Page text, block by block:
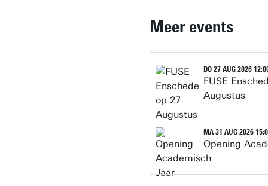
Meer events
DO 27 AUG 2026
FUSE
Augustus
MA 31 AUG 2026
Opening